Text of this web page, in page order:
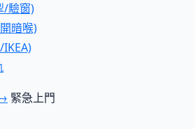
/驗窗)
暗喉)
緊急上門